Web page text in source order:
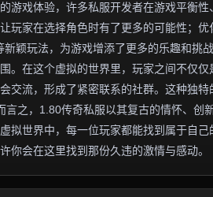
游戏体验，许多私服开发者在游戏平衡
玩家在选择角色时有了更多的可能性；
新颖玩法，为游戏增添了更多的乐趣和挑
。在这个虚拟的世界里，玩家之间不仅
交流，形成了紧密联系的社群。这种独
之，1.80传奇私服以其复古的情怀、创
拟世界中，每一位玩家都能找到属于自
你会在这里找到那份久违的激情与感动。